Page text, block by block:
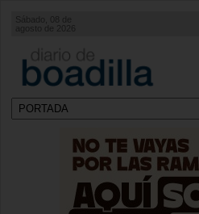
Sábado, 08 de
agosto de 2026